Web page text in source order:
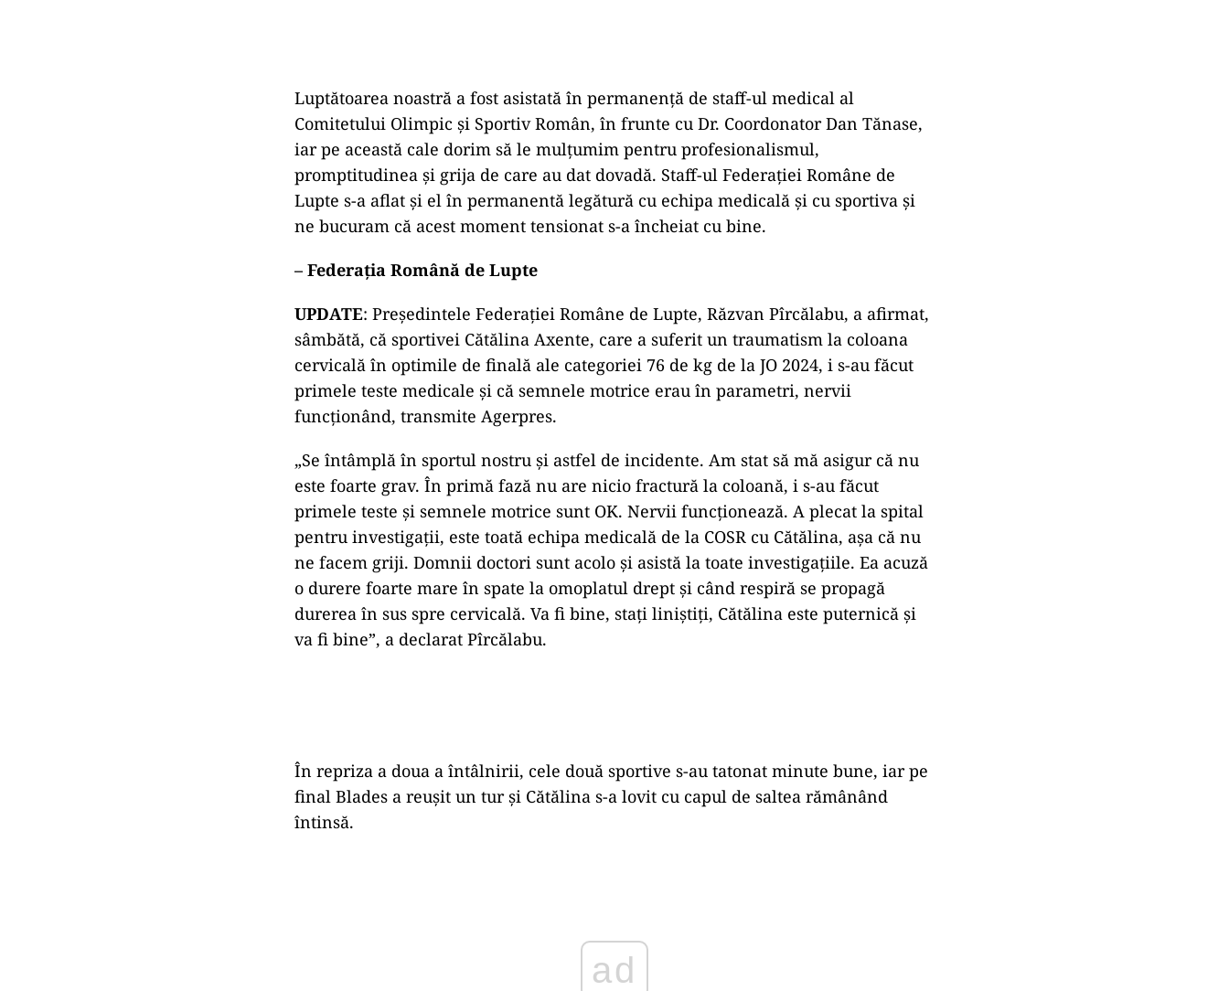
Luptătoarea noastră a fost asistată în permanență de staff-ul medical al
Comitetului Olimpic și Sportiv Român, în frunte cu Dr. Coordonator Dan Tănase,
iar pe această cale dorim să le mulțumim pentru profesionalismul,
promptitudinea și grija de care au dat dovadă. Staff-ul Federației Române de
Lupte s-a aflat și el în permanentă legătură cu echipa medicală și cu sportiva și
ne bucuram că acest moment tensionat s-a încheiat cu bine.
– Federația Română de Lupte
UPDATE: Preşedintele Federaţiei Române de Lupte, Răzvan Pîrcălabu, a afirmat,
sâmbătă, că sportivei Cătălina Axente, care a suferit un traumatism la coloana
cervicală în optimile de finală ale categoriei 76 de kg de la JO 2024, i s-au făcut
primele teste medicale şi că semnele motrice erau în parametri, nervii
funcţionând, transmite Agerpres.
„Se întâmplă în sportul nostru şi astfel de incidente. Am stat să mă asigur că nu
este foarte grav. În primă fază nu are nicio fractură la coloană, i s-au făcut
primele teste şi semnele motrice sunt OK. Nervii funcţionează. A plecat la spital
pentru investigaţii, este toată echipa medicală de la COSR cu Cătălina, aşa că nu
ne facem griji. Domnii doctori sunt acolo şi asistă la toate investigaţiile. Ea acuză
o durere foarte mare în spate la omoplatul drept şi când respiră se propagă
durerea în sus spre cervicală. Va fi bine, staţi liniştiţi, Cătălina este puternică şi
va fi bine”, a declarat Pîrcălabu.
În repriza a doua a întâlnirii, cele două sportive s-au tatonat minute bune, iar pe
final Blades a reușit un tur și Cătălina s-a lovit cu capul de saltea rămânând
întinsă.
ad